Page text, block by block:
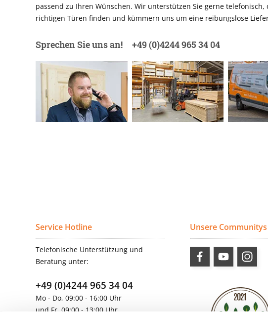
passend zu Ihren Wünschen. Wir unterstützen Sie gerne telefonisch,
richtigen Türen finden und kümmern uns um eine reibungslose
Sprechen Sie uns an! +49 (0)4244 965 34 04
Service Hotline
Telefonische Unterstützung und
Beratung unter:
+49 (0)4244 965 34 04
Mo - Do, 09:00 - 16:00 Uhr
und Fr, 09:00 - 13:00 Uhr
Unsere Communitys